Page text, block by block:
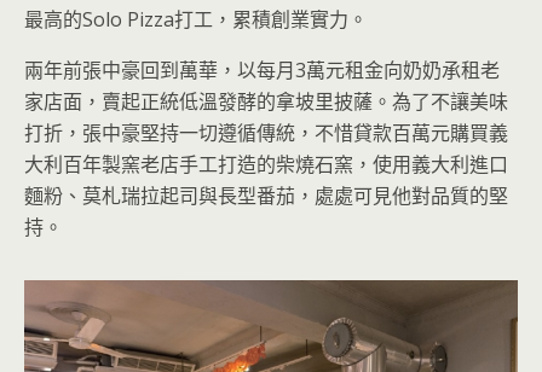
最高的Solo Pizza打工，累積創業實力。
兩年前張中豪回到萬華，以每月3萬元租金向奶奶承租老
家店面，賣起正統低溫發酵的拿坡里披薩。為了不讓美味
打折，張中豪堅持一切遵循傳統，不惜貸款百萬元購買義
大利百年製窯老店手工打造的柴燒石窯，使用義大利進口
麵粉、莫札瑞拉起司與長型番茄，處處可見他對品質的堅
持。